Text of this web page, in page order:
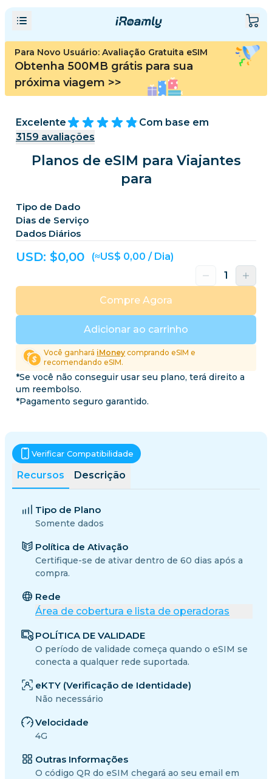
Para Novo Usuário: Avaliação Gratuita eSIM
Obtenha 500MB grátis para sua
próxima viagem >>
Excelente
Com base em
3159 avaliações
Planos de eSIM para Viajantes
para
Tipo de Dado
Dias de Serviço
Dados Diários
USD: $0,00 (≈US$ 0,00 / Dia)
Adicionar ao carrinho
Compre Agora
Você ganhará iMoney comprando eSIM e
recomendando eSIM.
*Se você não conseguir usar seu plano, terá direito a
um reembolso.
*Pagamento seguro garantido.
Recursos Descrição
Verificar Compatibilidade
Tipo de Plano
Somente dados
Política de Ativação
Certifique-se de ativar dentro de 60 dias após a
compra.
Rede
Área de cobertura e lista de operadoras
POLÍTICA DE VALIDADE
O período de validade começa quando o eSIM se
conecta a qualquer rede suportada.
eKTY (Verificação de Identidade)
Não necessário
Velocidade
4G
Outras Informações
O código QR do eSIM chegará ao seu email em